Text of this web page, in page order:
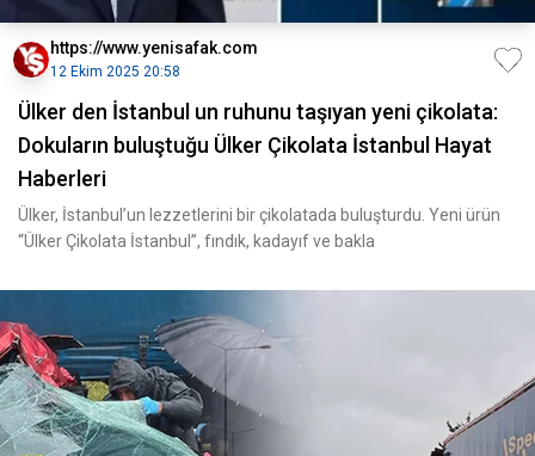
https://www.yenisafak.com
12 Ekim 2025 20:58
Ülker den İstanbul un ruhunu taşıyan yeni çikolata:
Dokuların buluştuğu Ülker Çikolata İstanbul Hayat
Haberleri
Ülker, İstanbul’un lezzetlerini bir çikolatada buluşturdu. Yeni ürün
“Ülker Çikolata İstanbul”, fındık, kadayıf ve bakla